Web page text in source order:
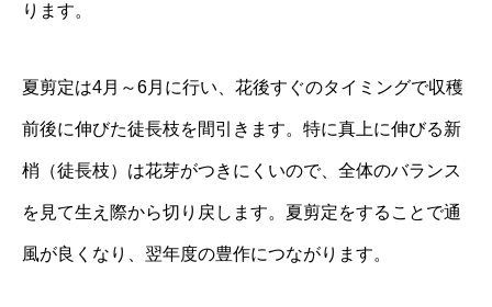
ります。
夏剪定は4月～6月に行い、花後すぐのタイミングで収穫
前後に伸びた徒長枝を間引きます。特に真上に伸びる新
梢（徒長枝）は花芽がつきにくいので、全体のバランス
を見て生え際から切り戻します。夏剪定をすることで通
風が良くなり、翌年度の豊作につながります。